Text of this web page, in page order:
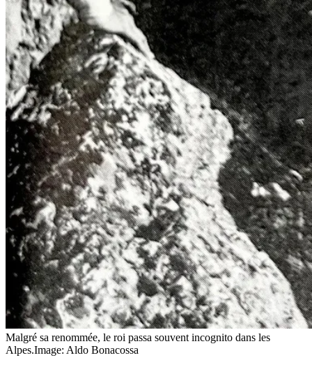
Malgré sa renommée, le roi passa souvent incognito dans les
Alpes.Image: Aldo Bonacossa